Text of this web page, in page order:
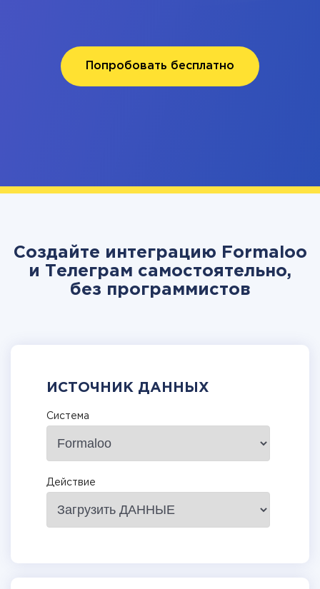
Попробовать бесплатно
Создайте интеграцию Formaloo
и Телеграм самостоятельно,
без программистов
ИСТОЧНИК ДАННЫХ
Система
Действие